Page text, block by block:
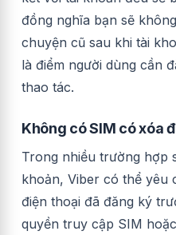
đồng nghĩa bạn sẽ
chuyện cũ sau khi tài
là điểm người dùng cần
thao tác.
Không có SIM có xóa
Trong nhiều trường hợp
khoản, Viber có thể yêu
điện thoại đã đăng ký
quyền truy cập SIM